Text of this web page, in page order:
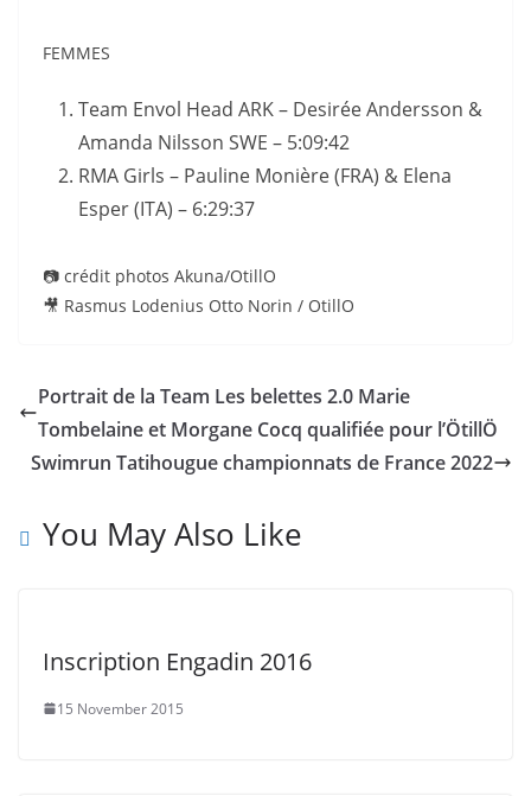
FEMMES
Team Envol Head ARK – Desirée Andersson &
Amanda Nilsson SWE – 5:09:42
RMA Girls – Pauline Monière (FRA) & Elena
Esper (ITA) – 6:29:37
📷 crédit photos Akuna/OtillO
🎥 Rasmus Lodenius Otto Norin / OtillO
Portrait de la Team Les belettes 2.0 Marie
Tombelaine et Morgane Cocq qualifiée pour l’ÖtillÖ
Swimrun Tatihougue championnats de France 2022
You May Also Like
Inscription Engadin 2016
15 November 2015